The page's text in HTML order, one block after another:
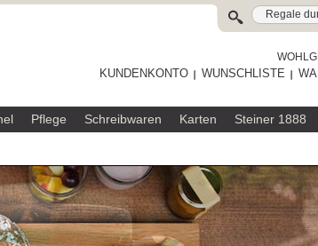
KUNDENKONTO WUNSCHLISTE
Pflege Schreibwaren Karten Steiner 1888